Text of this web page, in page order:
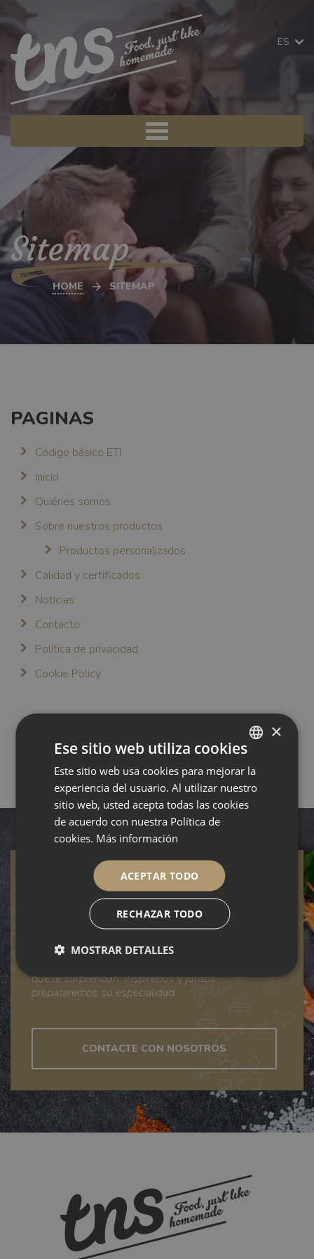
ES
Sitemap
HOME SITEMAP
PAGINAS
Código básico ETI
Inicio
Quiénes somos
Sobre nuestros productos
Productos personalizados
Calidad y certificados
Noticias
Contacto
Política de privacidad
Cookie Policy
Contacte con nosotros
TNS innova constantemente para y con los clientes,
que le sorprendan. Inspírenos y juntos
prepararemos su especialidad.
CONTACTE CON NOSOTROS
DUTCH
ENGLISH
×
Ese sitio web utiliza cookies
Este sitio web usa cookies para mejorar la
experiencia del usuario. Al utilizar nuestro
sitio web, usted acepta todas las cookies
de acuerdo con nuestra Política de
cookies. Más información
ACEPTAR TODO
RECHAZAR TODO
MOSTRAR DETALLES
Cookies
estrictamente
necesarias
Cookies de
Cookies de
preferencias
Cookies de
funcionalidad
Cookies de rendimiento
Cookies de preferencias
Cookies de funcionalidad
Las cookies estrictamente necesarias permiten la